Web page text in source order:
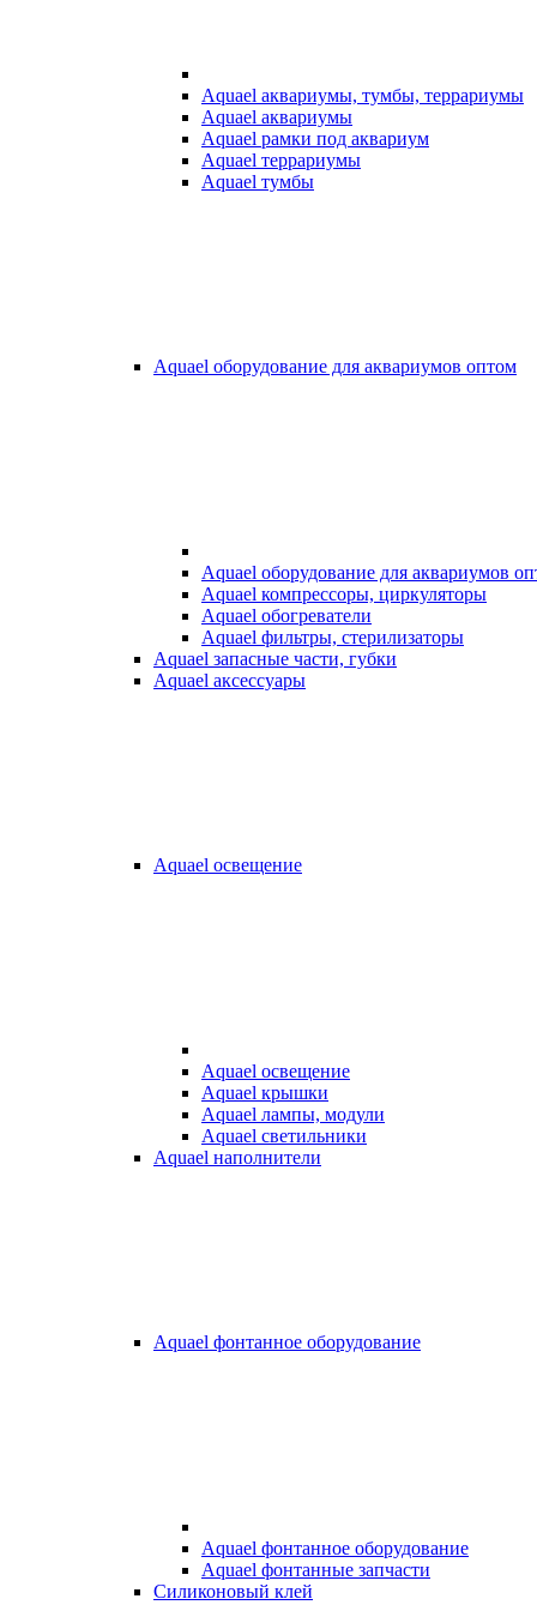
Aquael аквариумы, тумбы, террариумы
Aquael аквариумы
Aquael рамки под аквариум
Aquael террариумы
Aquael тумбы
Aquael оборудование для аквариумов оптом
Aquael оборудование для аквариумов
Aquael компрессоры, циркуляторы
Aquael обогреватели
Aquael фильтры, стерилизаторы
Aquael запасные части, губки
Aquael аксессуары
Aquael освещение
Aquael освещение
Aquael крышки
Aquael лампы, модули
Aquael светильники
Aquael наполнители
Aquael фонтанное оборудование
Aquael фонтанное оборудование
Aquael фонтанные запчасти
Силиконовый клей